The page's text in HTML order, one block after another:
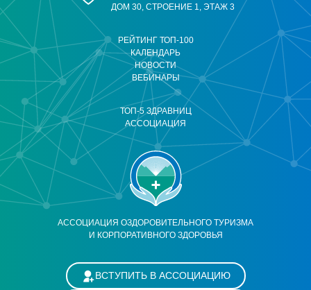
АССОЦИАЦИЯ ОЗДОРОВИТЕЛЬНОГО ТУРИЗМА
И КОРПОРАТИВНОГО ЗДОРОВЬЯ
РЕЙТИНГ ТОП-100
КАЛЕНДАРЬ
НОВОСТИ
ВЕБИНАРЫ
ТОП-5 ЗДРАВНИЦ
АССОЦИАЦИЯ
ДОМ 30, СТРОЕНИЕ 1, ЭТАЖ 3
ВСТУПИТЬ В АССОЦИАЦИЮ